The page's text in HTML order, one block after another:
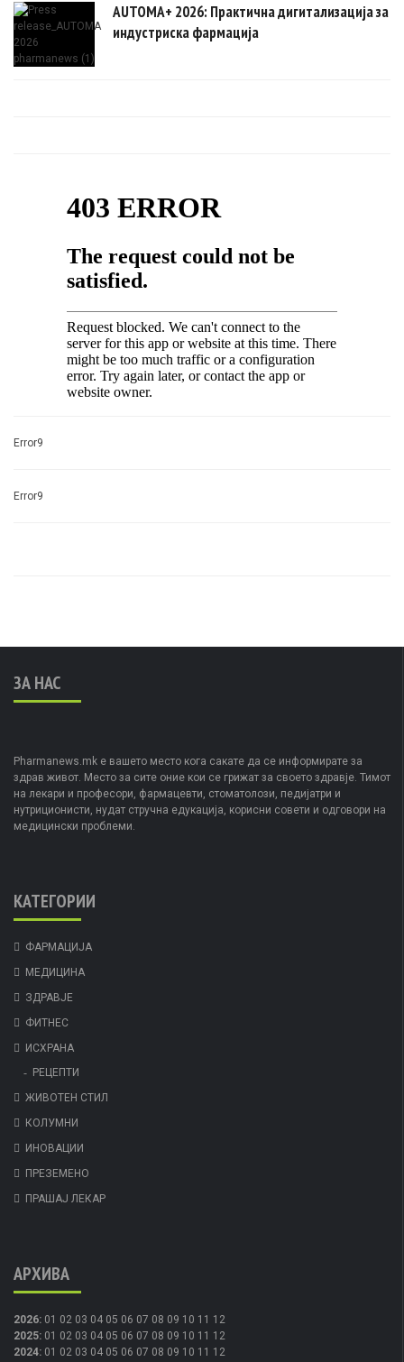
AUTOMA+ 2026: Практична дигитализација за
индустриска фармација
Error9
Error9
ЗА НАС
Pharmanews.mk е вашето место кога сакате да се информирате за
здрав живот. Место за сите оние кои се грижат за своето здравје. Тимот
на лекари и професори, фармацевти, стоматолози, педијатри и
нутриционисти, нудат стручна едукација, корисни совети и одговори на
медицински проблеми.
КАТЕГОРИИ
ФАРМАЦИЈА
МЕДИЦИНА
ЗДРАВЈЕ
ФИТНЕС
ИСХРАНА
РЕЦЕПТИ
ЖИВОТЕН СТИЛ
КОЛУМНИ
ИНОВАЦИИ
ПРЕЗЕМЕНО
ПРАШАЈ ЛЕКАР
АРХИВА
2026: 01 02 03 04 05 06 07 08 09 10 11 12
2025: 01 02 03 04 05 06 07 08 09 10 11 12
2024: 01 02 03 04 05 06 07 08 09 10 11 12